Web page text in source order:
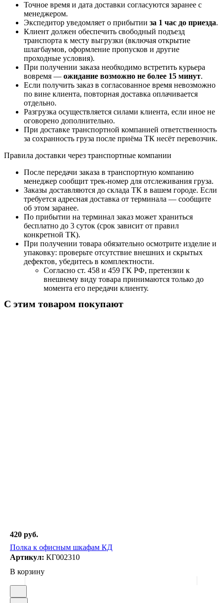
Точное время и дата доставки согласуются заранее с
менеджером.
Экспедитор уведомляет о прибытии за 1 час до приезда.
Клиент должен обеспечить свободный подъезд
транспорта к месту выгрузки (включая открытие
шлагбаумов, оформление пропусков и другие
проходные условия).
При получении заказа необходимо встретить курьера
вовремя — ожидание возможно не более 15 минут.
Если получить заказ в согласованное время невозможно
по вине клиента, повторная доставка оплачивается
отдельно.
Разгрузка осуществляется силами клиента, если иное не
оговорено дополнительно.
При доставке транспортной компанией ответственность
за сохранность груза после приёма ТК несёт перевозчик.
Правила доставки через транспортные компании
После передачи заказа в транспортную компанию
менеджер сообщит трек-номер для отслеживания груза.
Заказы доставляются до склада ТК в вашем городе. Если
требуется адресная доставка от терминала — сообщите
об этом заранее.
По прибытии на терминал заказ может храниться
бесплатно до 3 суток (срок зависит от правил
конкретной ТК).
При получении товара обязательно осмотрите изделие и
упаковку: проверьте отсутствие внешних и скрытых
дефектов, убедитесь в комплектности.
Согласно ст. 458 и 459 ГК РФ, претензии к
внешнему виду товара принимаются только до
момента его передачи клиенту.
С этим товаром покупают
420 руб.
Полка к офисным шкафам КД
Артикул: КГ002310
В корзину